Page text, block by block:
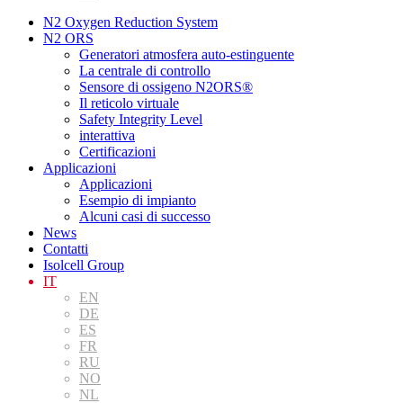
N2 Oxygen Reduction System
N2 ORS
Generatori atmosfera auto-estinguente
La centrale di controllo
Sensore di ossigeno N2ORS®
Il reticolo virtuale
Safety Integrity Level
interattiva
Certificazioni
Applicazioni
Applicazioni
Esempio di impianto
Alcuni casi di successo
News
Contatti
Isolcell Group
IT
EN
DE
ES
FR
RU
NO
NL